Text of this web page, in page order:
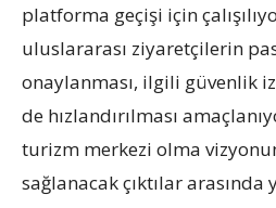
platforma geçişi için
uluslararası ziyaretçilerin
onaylanması, ilgili güvenlik
de hızlandırılması
turizm merkezi olma
sağlanacak çıktılar arasında